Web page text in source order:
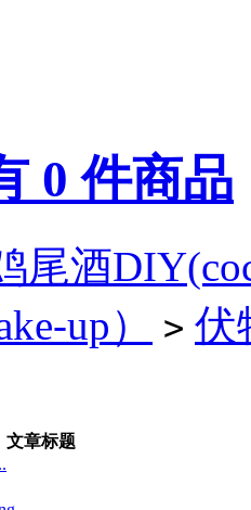
0 件商品
尾酒
up）
> 伏
文章标题